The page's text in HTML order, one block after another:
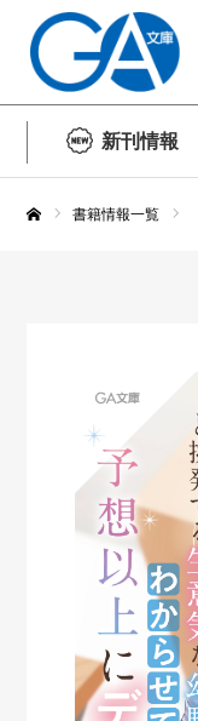
新刊情報
書籍情報一覧